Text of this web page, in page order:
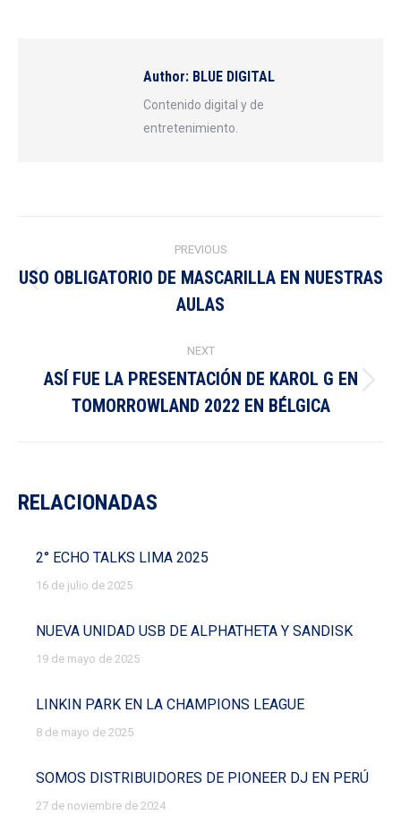
Author: BLUE DIGITAL
Contenido digital y de
entretenimiento.
navigation
PREVIOUS
post:
USO OBLIGATORIO DE MASCARILLA EN NUESTRAS
AULAS
NEXT
post:
ASÍ FUE LA PRESENTACIÓN DE KAROL G EN
TOMORROWLAND 2022 EN BÉLGICA
RELACIONADAS
2° ECHO TALKS LIMA 2025
16 de julio de 2025
NUEVA UNIDAD USB DE ALPHATHETA Y SANDISK
19 de mayo de 2025
LINKIN PARK EN LA CHAMPIONS LEAGUE
8 de mayo de 2025
SOMOS DISTRIBUIDORES DE PIONEER DJ EN PERÚ
27 de noviembre de 2024